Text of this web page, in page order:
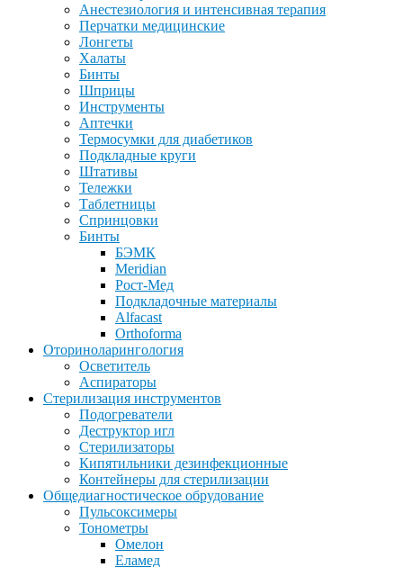
Анестезиология и интенсивная терапия
Перчатки медицинские
Лонгеты
Халаты
Бинты
Шприцы
Инструменты
Аптечки
Термосумки для диабетиков
Подкладные круги
Штативы
Тележки
Таблетницы
Спринцовки
Бинты
БЭМК
Meridian
Рост-Мед
Подкладочные материалы
Alfacast
Orthoforma
Оториноларингология
Осветитель
Аспираторы
Стерилизация инструментов
Подогреватели
Деструктор игл
Стерилизаторы
Кипятильники дезинфекционные
Контейнеры для стерилизации
Общедиагностическое обрудование
Пульсоксимеры
Тонометры
Омелон
Еламед